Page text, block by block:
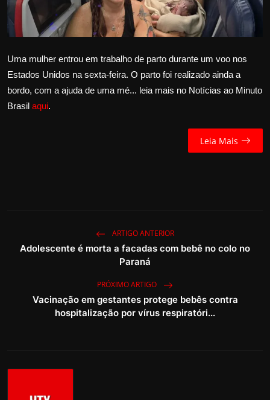
Educação
Política
Saúde
Uma mulher entrou em trabalho de parto durante um voo nos
Estados Unidos na sexta-feira. O parto foi realizado ainda a
bordo, com a ajuda de uma mé... leia mais no Notícias ao Minuto
Brasil aqui.
Leia Mais
ARTIGO ANTERIOR
Adolescente é morta a facadas com bebê no colo no
Paraná
PRÓXIMO ARTIGO
Vacinação em gestantes protege bebês contra
hospitalização por vírus respiratóri...